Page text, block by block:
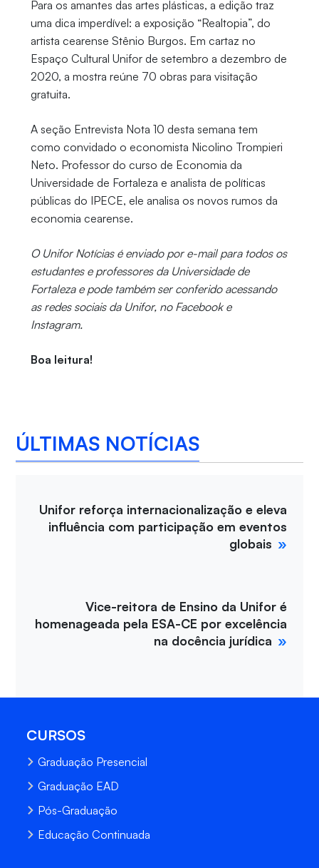
Para os amantes das artes plásticas, a edição traz
uma dica imperdível: a exposição “Realtopia”, do
artista cearense Stênio Burgos. Em cartaz no
Espaço Cultural Unifor de setembro a dezembro de
2020, a mostra reúne 70 obras para visitação
gratuita.
A seção Entrevista Nota 10 desta semana tem
como convidado o economista Nicolino Trompieri
Neto. Professor do curso de Economia da
Universidade de Fortaleza e analista de políticas
públicas do IPECE, ele analisa os novos rumos da
economia cearense.
O Unifor Notícias é enviado por e-mail para todos os
estudantes e professores da Universidade de
Fortaleza e pode também ser conferido acessando
as redes sociais da Unifor, no Facebook e
Instagram.
Boa leitura!
ÚLTIMAS NOTÍCIAS
Unifor reforça internacionalização e eleva
influência com participação em eventos
globais
Vice-reitora de Ensino da Unifor é
homenageada pela ESA-CE por excelência
na docência jurídica
CURSOS
Graduação Presencial
Graduação EAD
Pós-Graduação
Educação Continuada